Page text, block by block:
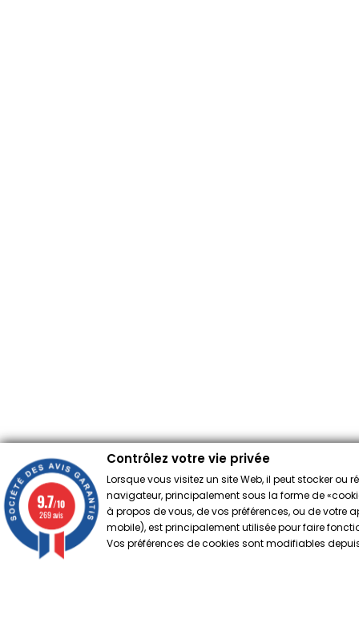
Contrôlez votre vie privée
Lorsque vous visitez un site Web, il peut stocker ou
navigateur, principalement sous la forme de
à propos de vous, de vos préférences, ou de votre
mobile), est principalement utilisée pour faire
Vos préférences de cookies sont modifiables
9.7/10
269 avis